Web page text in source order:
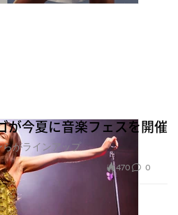
が今夏に音楽フェスを開催
らがラインアップ
470 0